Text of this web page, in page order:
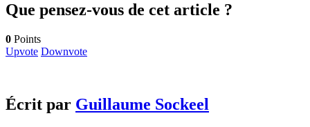
Que pensez-vous de cet article ?
0 Points
Upvote Downvote
Écrit par Guillaume Sockeel